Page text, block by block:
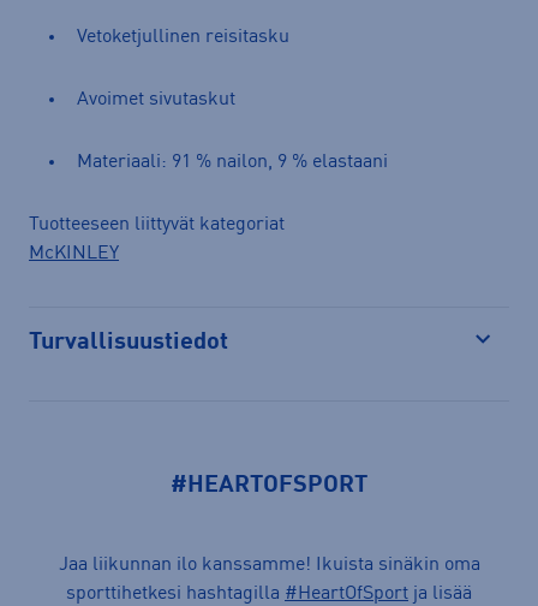
Vetoketjullinen reisitasku
Avoimet sivutaskut
Materiaali: 91 % nailon, 9 % elastaani
Tuotteeseen liittyvät kategoriat
McKINLEY
Turvallisuustiedot
#HEARTOFSPORT
Jaa liikunnan ilo kanssamme! Ikuista sinäkin oma
sporttihetkesi hashtagilla #HeartOfSport ja lisää